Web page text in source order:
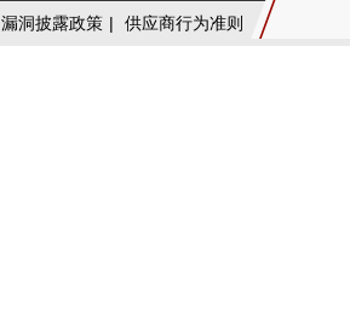
漏洞披露政策 | 供应商行为准则